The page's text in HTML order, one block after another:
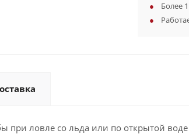
Более
при ловле со льда или по открытой